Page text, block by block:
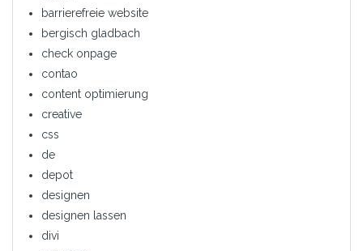
barrierefreie website
bergisch gladbach
check onpage
contao
content optimierung
creative
css
de
depot
designen
designen lassen
divi